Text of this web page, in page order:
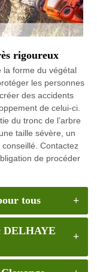
rigoureux
la forme du végétal
les personnes
des accidents
de celui-ci.
du tronc de l’arbre
taille sévère, un
Contactez
de procéder
tous
DELHAYE